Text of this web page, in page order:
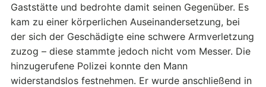
Gaststätte und bedrohte damit seinen Gegenüber. Es
kam zu einer körperlichen Auseinandersetzung, bei
der sich der Geschädigte eine schwere Armverletzung
zuzog – diese stammte jedoch nicht vom Messer. Die
hinzugerufene Polizei konnte den Mann
widerstandslos festnehmen. Er wurde anschließend in